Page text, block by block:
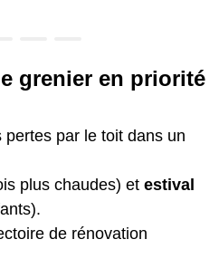
grenier en priorité
pertes par le toit dans un
plus chaudes) et estival
de rénovation